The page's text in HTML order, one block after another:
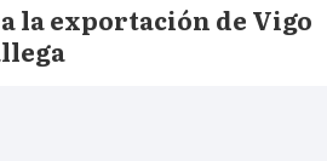
la exportación de Vigo